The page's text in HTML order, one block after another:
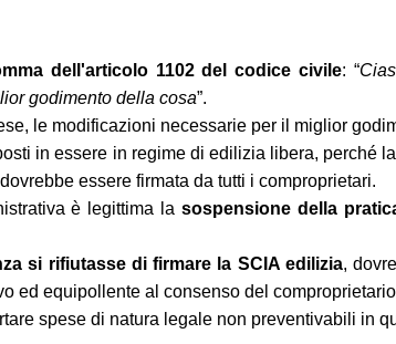
dell'articolo 1102 del codice civile: “
godimento della cosa”.
le modificazioni necessarie per il miglior
in essere in regime di edilizia libera,
essere firmata da tutti i comproprietari.
è legittima la sospensione della
si rifiutasse di firmare la SCIA edilizia,
ed equipollente al consenso del
spese di natura legale non preventivabili in